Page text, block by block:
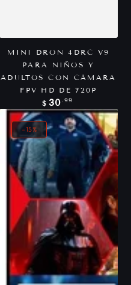
MINI DRON 4DRC V9
PARA NIÑOS Y
ADULTOS CON CÁMARA
FPV HD DE 720P
Precio
regular
$ 30 .99
–15%